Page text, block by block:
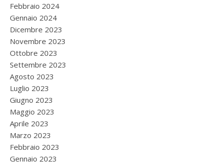
Febbraio 2024
Gennaio 2024
Dicembre 2023
Novembre 2023
Ottobre 2023
Settembre 2023
Agosto 2023
Luglio 2023
Giugno 2023
Maggio 2023
Aprile 2023
Marzo 2023
Febbraio 2023
Gennaio 2023